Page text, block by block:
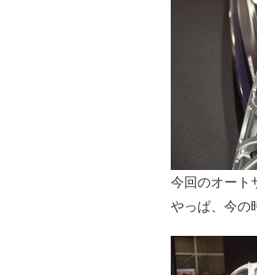
今回のオート
やっぱ、今の